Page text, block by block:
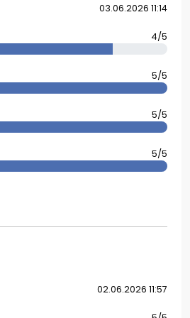
03.06.2026 11:14
4/5
5/5
5/5
5/5
02.06.2026 11:57